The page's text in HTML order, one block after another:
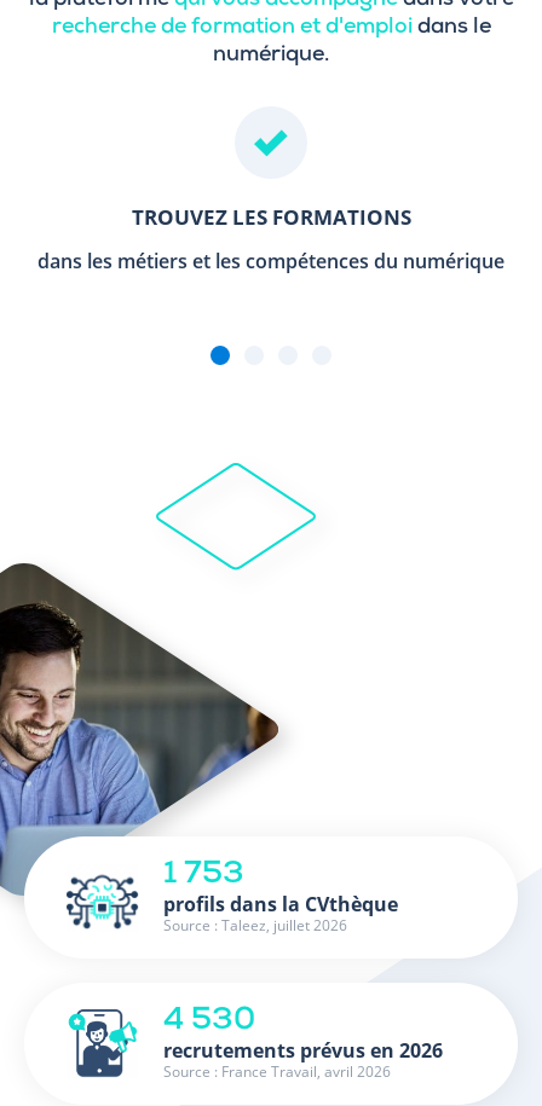
recherche de formation et d'emploi dans le
numérique.
TROUVEZ LES FORMATIONS
dans les métiers et les compétences du numérique
1 753
profils dans la CVthèque
Source : Taleez, juillet 2026
4 530
recrutements prévus en 2026
Source : France Travail, avril 2026